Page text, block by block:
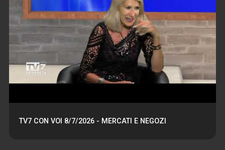
TV7 CON VOI 8/7/2026 - MERCATI E NEGOZI